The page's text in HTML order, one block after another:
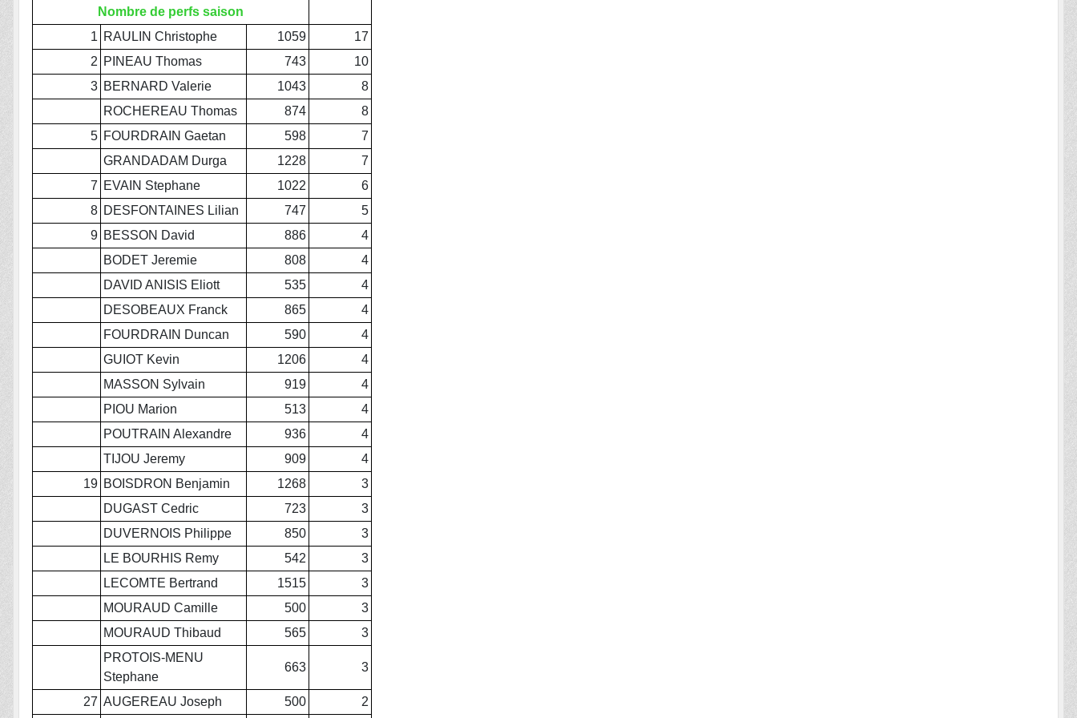
Nombre de perfs saison
1 RAULIN Christophe 1059
17
2 PINEAU Thomas 743
10
3 BERNARD Valerie 1043
8
ROCHEREAU Thomas
874
8
5 FOURDRAIN Gaetan 598
7
GRANDADAM Durga
1228
7
7 EVAIN Stephane 1022
6
8 DESFONTAINES Lilian 747
5
9 BESSON David 886
4
BODET Jeremie
808
4
DAVID ANISIS Eliott
535
4
DESOBEAUX Franck
865
4
FOURDRAIN Duncan
590
4
GUIOT Kevin
1206
4
MASSON Sylvain
919
4
PIOU Marion
513
4
POUTRAIN Alexandre
936
4
TIJOU Jeremy
909
4
19 BOISDRON Benjamin 1268
3
DUGAST Cedric
723
3
DUVERNOIS Philippe
850
3
LE BOURHIS Remy
542
3
LECOMTE Bertrand
1515
3
MOURAUD Camille
500
3
MOURAUD Thibaud
565
3
PROTOIS-MENU
Stephane
663 3
27 AUGEREAU Joseph 500
2